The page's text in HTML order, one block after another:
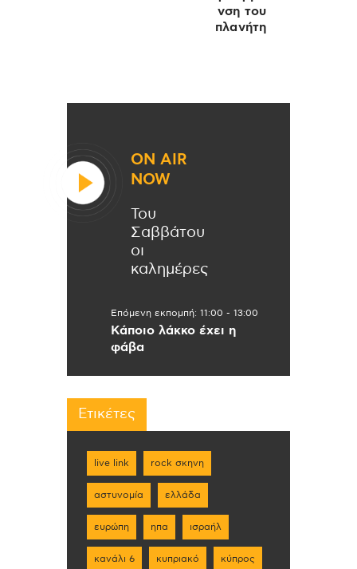
νση του
πλανήτη
ON AIR
NOW
Του
Σαββάτου
οι
καλημέρες
Επόμενη εκπομπή: 11:00 - 13:00
Κάποιο λάκκο έχει η
φάβα
Ετικέτες
live link rock σκηνη
αστυνομία ελλάδα
ευρώπη ηπα ισραήλ
κανάλι 6 κυπριακό κύπρος